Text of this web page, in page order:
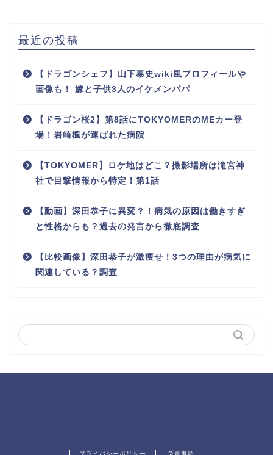
最近の投稿
【ドラゴンシェフ】山下泰史wiki風プロフィールや
画像も！ 嫁と子供3人のイケメンパパ
【ドラゴン桜2】第8話にTOKYOMERのMEカー登
場！岩崎楓が運ばれた病院
【TOKYOMER】ロケ地はどこ？撮影場所は滝宮神
社で目撃情報から特定！第1話
【動画】深田恭子に異変？！病気の原因は働きすぎ
と性格からも？過去の発言から徹底調査
【比較画像】深田恭子が激痩せ！3つの理由が病気に
関連している？調査
プライバシーポリシー 免責事項